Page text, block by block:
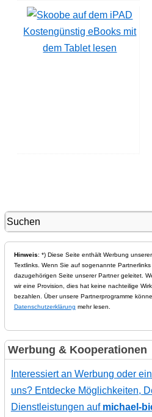
Kostengünstig eBooks mit
dem Tablet lesen
Hinweis: *) Diese Seite enthält Werbung
Textlinks. Wenn Sie auf sogenannte
dazugehörigen Seite unserer Partner geleitet.
wir eine Provision, dies hat keine nachteilige
bezahlen. Über unsere Partnerprogramme
Datenschutzerklärung mehr lesen.
Werbung & Kooperationen
Interessiert an Werbung oder
uns? Entdecke Möglichkeiten,
Dienstleistungen auf michael-